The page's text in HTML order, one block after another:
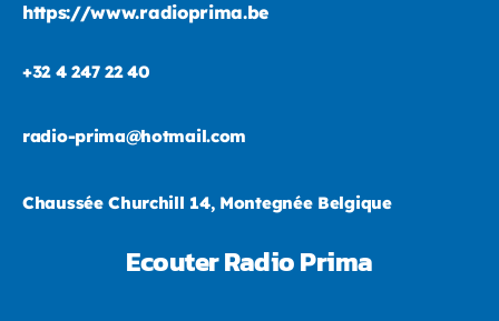
https://www.radioprima.be
+32 4 247 22 40
radio-prima@hotmail.com
Chaussée Churchill 14, Montegnée Belgique
Ecouter Radio Prima